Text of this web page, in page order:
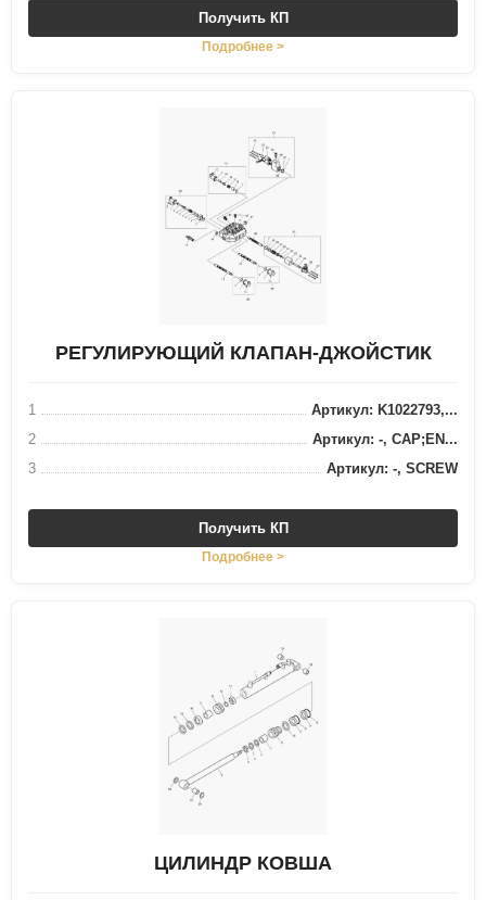
Получить КП
Подробнее >
РЕГУЛИРУЮЩИЙ КЛАПАН-ДЖОЙСТИК
1
Артикул: K1022793,...
2
Артикул: -, CAP;EN...
3
Артикул: -, SCREW
Получить КП
Подробнее >
ЦИЛИНДР КОВША